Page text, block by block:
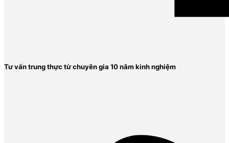
Tư vấn trung thực từ chuyên gia 10 năm kinh nghiệm